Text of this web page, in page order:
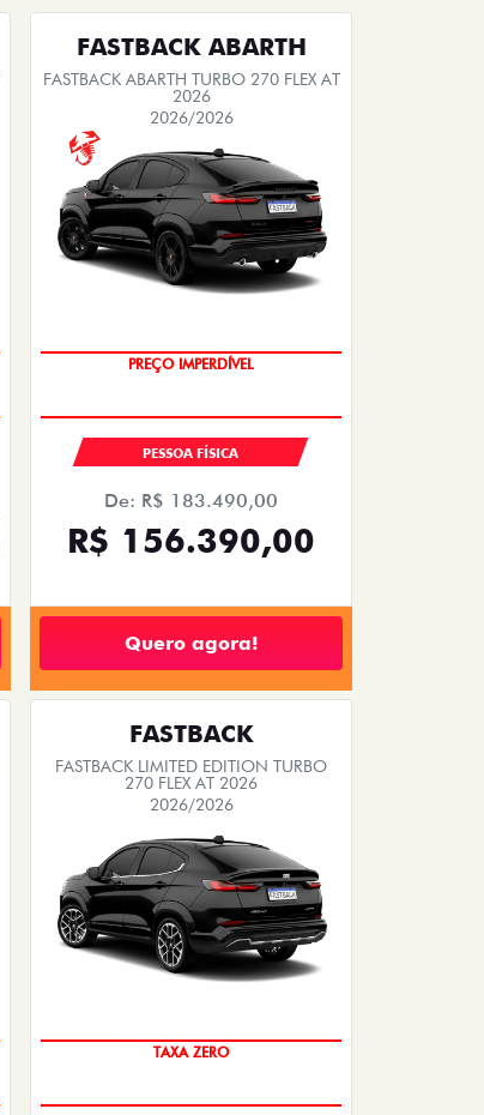
FASTBACK ABARTH
FASTBACK ABARTH TURBO 270 FLEX AT
2026
2026/2026
PREÇO IMPERDÍVEL
PESSOA FÍSICA
De: R$ 183.490,00
R$ 156.390,00
Quero agora!
FASTBACK
FASTBACK LIMITED EDITION TURBO
270 FLEX AT 2026
2026/2026
TAXA ZERO